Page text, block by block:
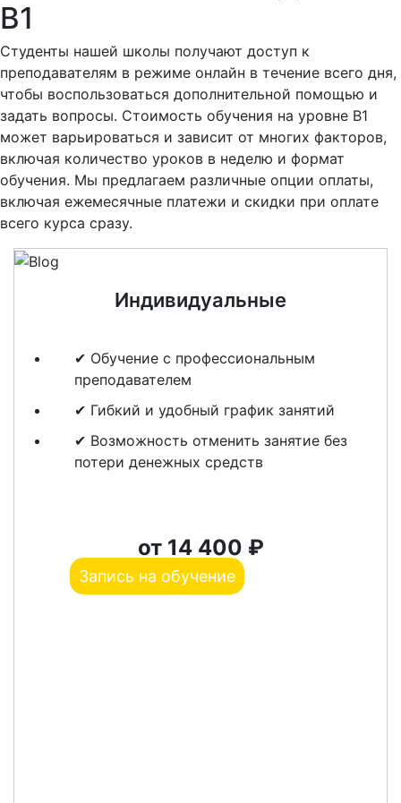
B1
Студенты нашей школы получают доступ к
преподавателям в режиме онлайн в течение всего дня,
чтобы воспользоваться дополнительной помощью и
задать вопросы. Стоимость обучения на уровне B1
может варьироваться и зависит от многих факторов,
включая количество уроков в неделю и формат
обучения. Мы предлагаем различные опции оплаты,
включая ежемесячные платежи и скидки при оплате
всего курса сразу.
Индивидуальные
✔ Обучение с профессиональным
преподавателем
✔ Гибкий и удобный график занятий
✔ Возможность отменить занятие без
потери денежных средств
от 14 400 ₽
Запись на обучение